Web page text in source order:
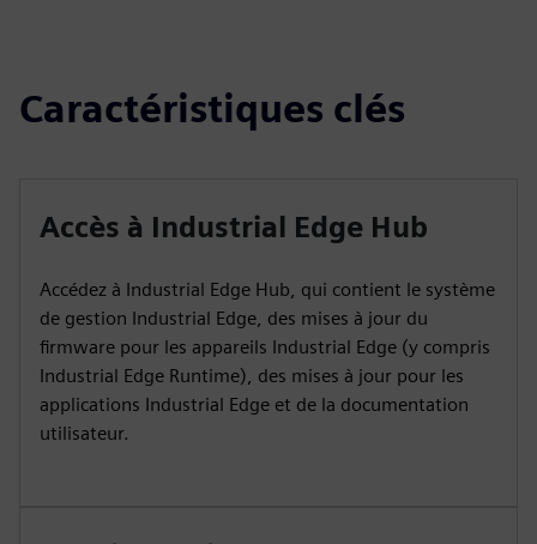
Caractéristiques clés
Accès à Industrial Edge Hub
Accédez à Industrial Edge Hub, qui contient le système
de gestion Industrial Edge, des mises à jour du
firmware pour les appareils Industrial Edge (y compris
Industrial Edge Runtime), des mises à jour pour les
applications Industrial Edge et de la documentation
utilisateur.